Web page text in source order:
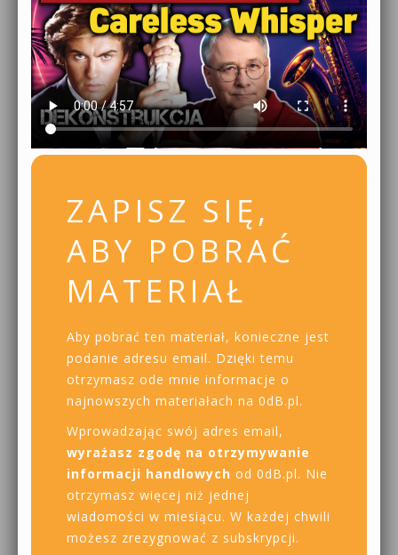
ZAPISZ SIĘ,
ABY POBRAĆ
MATERIAŁ
Aby pobrać ten materiał, konieczne jest
podanie adresu email. Dzięki temu
otrzymasz ode mnie informacje o
najnowszych materiałach na 0dB.pl.
Wprowadzając swój adres email,
wyrażasz zgodę na otrzymywanie
informacji handlowych od 0dB.pl. Nie
otrzymasz więcej niż jednej
wiadomości w miesiącu. W każdej chwili
możesz zrezygnować z subskrypcji.